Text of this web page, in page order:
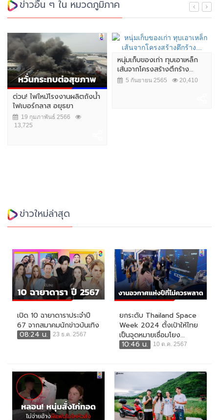
ข่าวอื่น ๆ ใน หมวดภูมิภาค
ด่วน! ไฟไหม้โรงงานผลิตถังน้ำ
ไฟเบอร์กลาส อยุธยา
19 กุมภาพันธ์ 2566
13,725
หนุ่มเก็บของเก่า ทุบเอาเหล็ก
เส้นจากโครงสร้างตึกร้าง...
5 กันยายน 2565 20,410
ข่าวใหม่ล่าสุด
เปิด 10 ฉายาดาราประจำปี
67 จากสมาคมนักข่าวบันเทิง
08:24 น.
23 ธ.ค. 2567
ยกระดับ Thailand Space
Week 2024 ตั้งเป้าให้ไทย
เป็นจุดหมายเชื่อมโยง...
10:46 น.
10 ต.ค. 2567